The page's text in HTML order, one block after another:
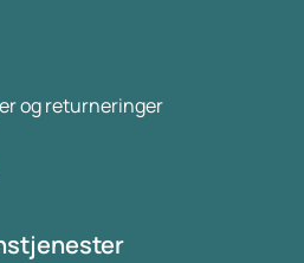
og returneringer